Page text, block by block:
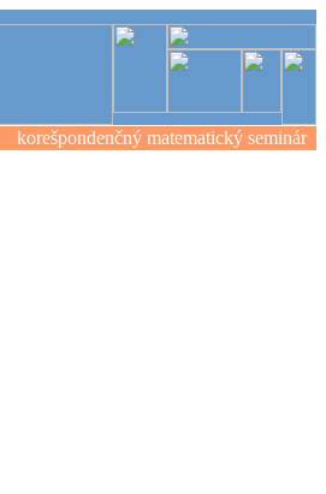
korešpondenčný matematický seminár